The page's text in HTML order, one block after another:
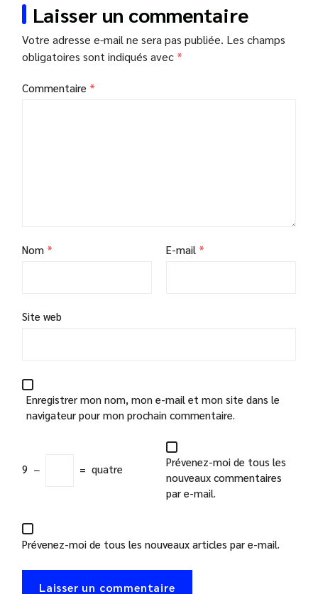
Laisser un commentaire
Votre adresse e-mail ne sera pas publiée. Les champs
obligatoires sont indiqués avec *
Commentaire *
Nom * E-mail *
Site web
Enregistrer mon nom, mon e-mail et mon site dans le
navigateur pour mon prochain commentaire.
9 − = quatre
Prévenez-moi de tous les
nouveaux commentaires
par e-mail.
Prévenez-moi de tous les nouveaux articles par e-mail.